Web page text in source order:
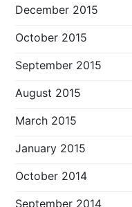
December 2015
October 2015
September 2015
August 2015
March 2015
January 2015
October 2014
September 2014